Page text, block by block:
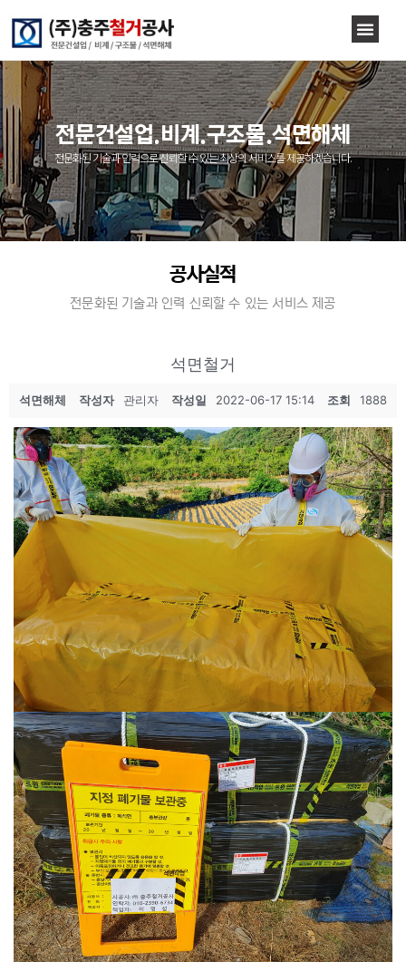
전문건설업.비계.구조물.석면해체
전문화된 기술과 인력으로 신뢰할 수 있는 최상의 서비스를 제공하겠습니다.
공사실적
전문화된 기술과 인력 신뢰할 수 있는 서비스 제공
석면철거
석면해체 작성자 관리자 작성일 2022-06-17 15:14 조회 1888